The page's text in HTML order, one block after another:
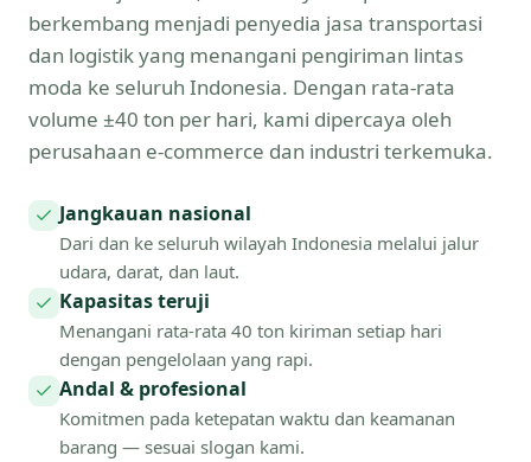
berkembang menjadi penyedia jasa transportasi
dan logistik yang menangani pengiriman lintas
moda ke seluruh Indonesia. Dengan rata-rata
volume ±40 ton per hari, kami dipercaya oleh
perusahaan e-commerce dan industri terkemuka.
Jangkauan nasional
Dari dan ke seluruh wilayah Indonesia melalui jalur
udara, darat, dan laut.
Kapasitas teruji
Menangani rata-rata 40 ton kiriman setiap hari
dengan pengelolaan yang rapi.
Andal & profesional
Komitmen pada ketepatan waktu dan keamanan
barang — sesuai slogan kami.